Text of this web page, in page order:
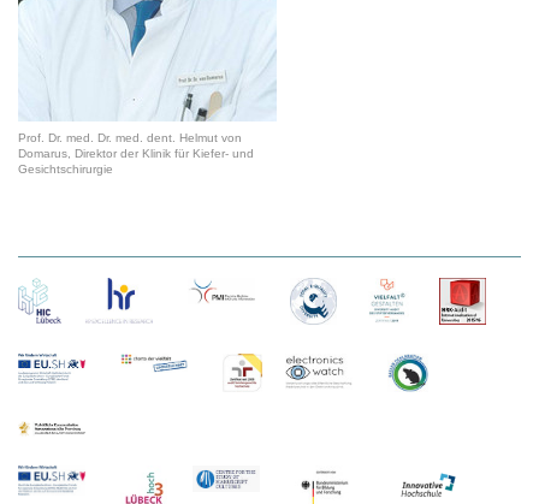
Prof. Dr. med. Dr. med. dent. Helmut von
Domarus, Direktor der Klinik für Kiefer- und
Gesichtschirurgie